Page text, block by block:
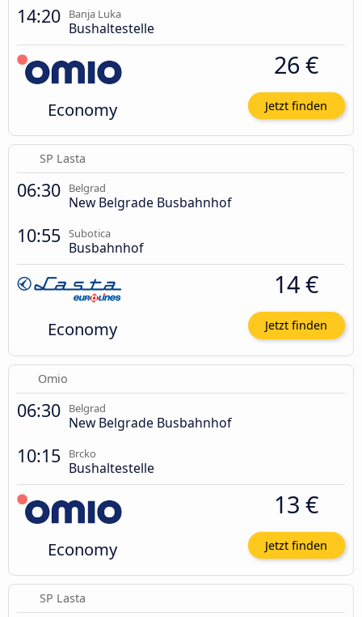
14:20 Banja Luka
Bushaltestelle
Economy
26 €
Jetzt finden
SP Lasta
06:30 Belgrad
New Belgrade Busbahnhof
10:55 Subotica
Busbahnhof
Economy
14 €
Jetzt finden
Omio
06:30 Belgrad
New Belgrade Busbahnhof
10:15 Brcko
Bushaltestelle
Economy
13 €
Jetzt finden
SP Lasta